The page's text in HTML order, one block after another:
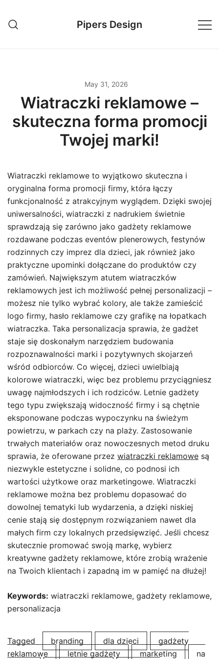
content
Pipers Design
May 31, 2026
Wiatraczki reklamowe –
skuteczna forma promocji
Twojej marki!
Wiatraczki reklamowe to wyjątkowo skuteczna i
oryginalna forma promocji firmy, która łączy
funkcjonalność z atrakcyjnym wyglądem. Dzięki swojej
uniwersalności, wiatraczki z nadrukiem świetnie
sprawdzają się zarówno jako gadżety reklamowe
rozdawane podczas eventów plenerowych, festynów
rodzinnych czy imprez dla dzieci, jak również jako
praktyczne upominki dołączane do produktów czy
zamówień. Największym atutem wiatraczków
reklamowych jest ich możliwość pełnej personalizacji –
możesz nie tylko wybrać kolory, ale także zamieścić
logo firmy, hasło reklamowe czy grafikę na łopatkach
wiatraczka. Taka personalizacja sprawia, że gadżet
staje się doskonałym narzędziem budowania
rozpoznawalności marki i pozytywnych skojarzeń
wśród odbiorców. Co więcej, dzieci uwielbiają
kolorowe wiatraczki, więc bez problemu przyciągniesz
uwagę najmłodszych i ich rodziców. Letnie gadżety
tego typu zwiększają widoczność firmy i są chętnie
eksponowane podczas wypoczynku na świeżym
powietrzu, w parkach czy na plaży. Zastosowanie
trwałych materiałów oraz nowoczesnych metod druku
sprawia, że oferowane przez wiatraczki reklamowe są
niezwykle estetyczne i solidne, co podnosi ich
wartości użytkowe oraz marketingowe. Wiatraczki
reklamowe można bez problemu dopasować do
dowolnej tematyki lub wydarzenia, a dzięki niskiej
cenie stają się dostępnym rozwiązaniem nawet dla
małych firm czy lokalnych przedsięwzięć. Jeśli chcesz
skutecznie promować swoją markę, wybierz
kreatywne gadżety reklamowe, które zrobią wrażenie
na Twoich klientach i zapadną im w pamięć na dłużej!
Keywords: wiatraczki reklamowe, gadżety reklamowe,
personalizacja
Tagged branding dla dzieci
gadżety
reklamowe
letnie gadżety marketing na